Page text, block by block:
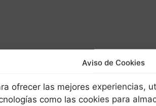
Aviso de Cookies
ofrecer las mejores experiencias,
como las cookies para